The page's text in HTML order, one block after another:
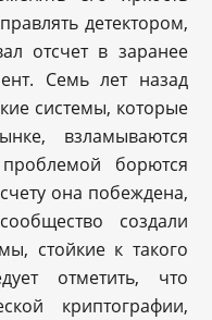
детектором,
отсчет в заранее
Семь лет назад
системы, которые
взламываются
борются
она побеждена,
создали
стойкие к такого
отметить, что
криптографии,